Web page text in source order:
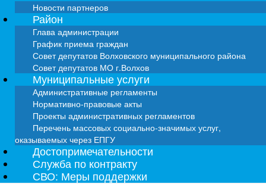
Новости партнеров
Район
Глава администрации
График приема граждан
Совет депутатов Волховского муниципального района
Совет депутатов МО г.Волхов
Муниципальные услуги
Административные регламенты
Нормативно-правовые акты
Проекты административных регламентов
Перечень массовых социально-значимых услуг,
оказываемых через ЕПГУ
Достопримечательности
Служба по контракту
СВО: Меры поддержки